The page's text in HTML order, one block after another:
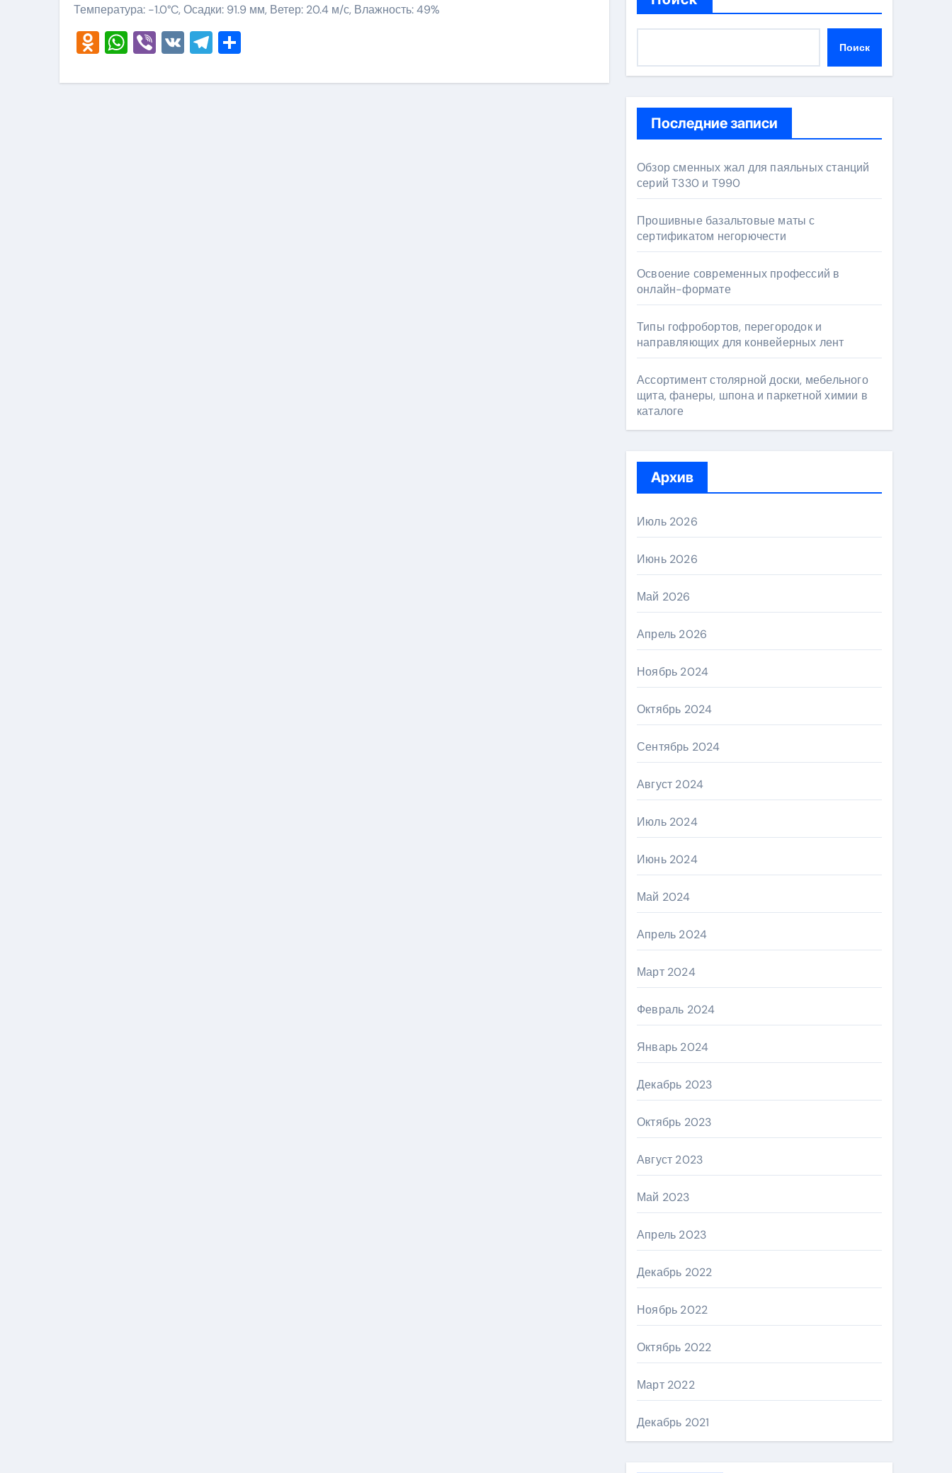
Температура: -1.0°C, Осадки: 91.9 мм, Ветер: 20.4 м/с, Влажность: 49%
Odnoklassniki
WhatsApp
Viber
VKTelegram Поиск
Последние записи
Обзор сменных жал для паяльных станций
серий T330 и T990
Прошивные базальтовые маты с
сертификатом негорючести
Освоение современных профессий в
онлайн-формате
Типы гофробортов, перегородок и
направляющих для конвейерных лент
Ассортимент столярной доски, мебельного
щита, фанеры, шпона и паркетной химии в
каталоге
Архив
Июль 2026
Июнь 2026
Май 2026
Апрель 2026
Ноябрь 2024
Октябрь 2024
Сентябрь 2024
Август 2024
Июль 2024
Июнь 2024
Май 2024
Апрель 2024
Март 2024
Февраль 2024
Январь 2024
Декабрь 2023
Октябрь 2023
Август 2023
Май 2023
Апрель 2023
Декабрь 2022
Ноябрь 2022
Октябрь 2022
Март 2022
Декабрь 2021